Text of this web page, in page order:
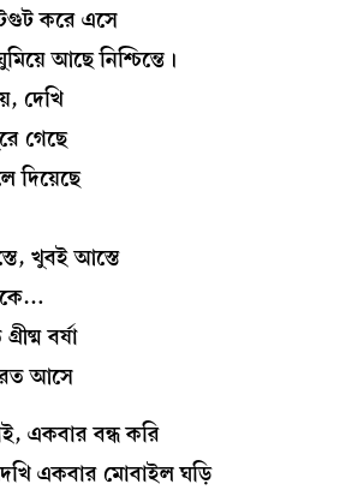
করে এসে
আছে নিশ্চিন্তে।
দেখি
গেছে
দিয়েছে
খুবই আস্তে
বর্ষা
আসে
একবার বন্ধ করি
একবার মোবাইল ঘড়ি